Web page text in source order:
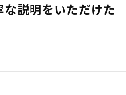
説明をいただけた